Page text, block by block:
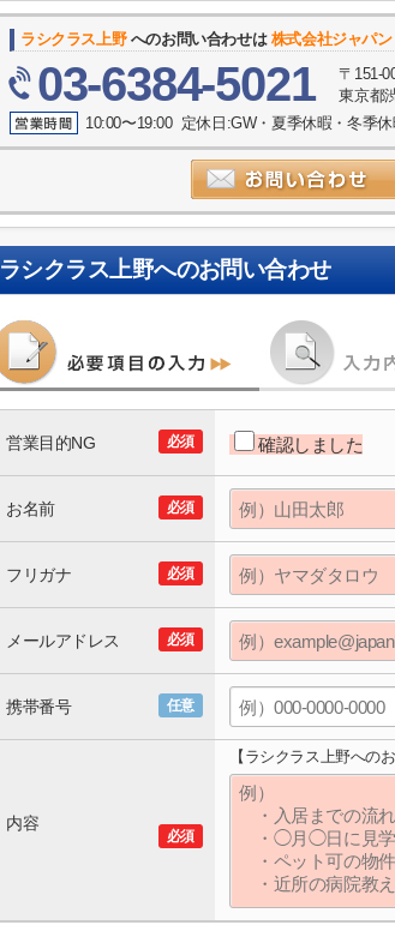
ラシクラス上野へのお問い合わせは 株式会社ジャパ
03-6384-5021
〒151-
東京都
10:00〜19:00 定休日:GW・夏季休暇・冬季休
ラシクラス上野へのお問い合わせ
必須
営業目的NG 確認しました
必須
お名前
必須
フリガナ
必須
メールアドレス
任意
携帯番号
必須
内容
【ラシクラス上野への